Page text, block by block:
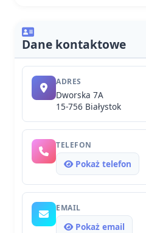
Dane kontaktowe
ADRES
Dworska 7A
15-756 Białystok
TELEFON
Pokaż telefon
EMAIL
Pokaż email